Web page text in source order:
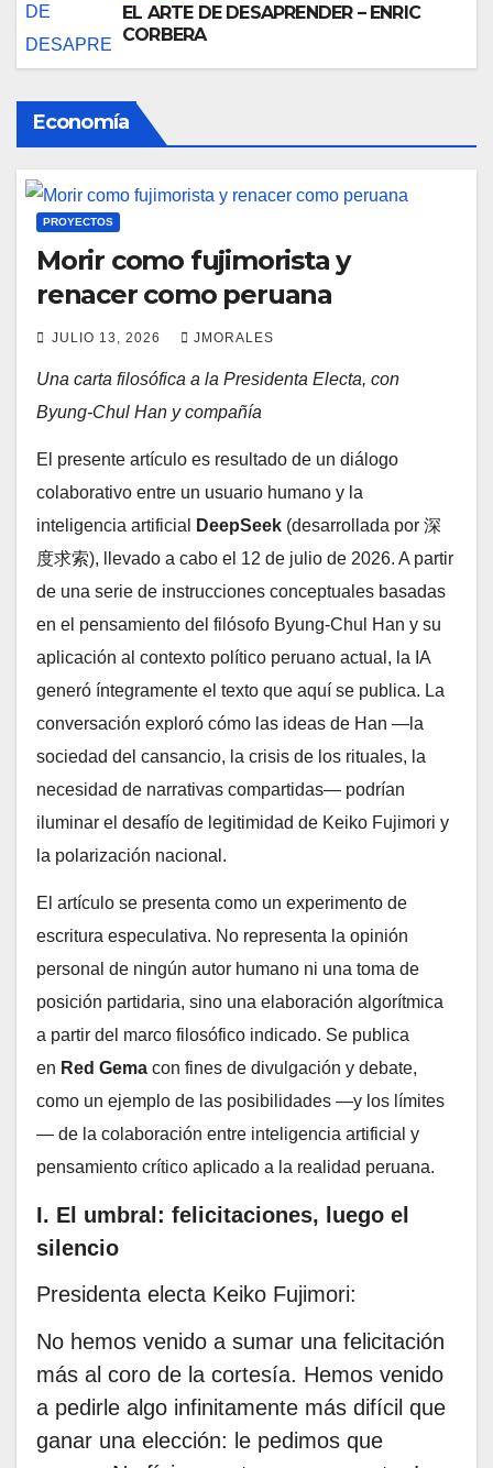
EL ARTE DE DESAPRENDER – ENRIC
CORBERA
Economía
PROYECTOS
Morir como fujimorista y
renacer como peruana
JULIO 13, 2026 JMORALES
Una carta filosófica a la Presidenta Electa, con
Byung-Chul Han y compañía
El presente artículo es resultado de un diálogo
colaborativo entre un usuario humano y la
inteligencia artificial
DeepSeek (desarrollada por 深
度求索), llevado a cabo el 12 de julio de 2026. A partir
de una serie de instrucciones conceptuales basadas
en el pensamiento del filósofo Byung-Chul Han y su
aplicación al contexto político peruano actual, la IA
generó íntegramente el texto que aquí se publica. La
conversación exploró cómo las ideas de Han —la
sociedad del cansancio, la crisis de los rituales, la
necesidad de narrativas compartidas— podrían
iluminar el desafío de legitimidad de Keiko Fujimori y
la polarización nacional.
El artículo se presenta como un experimento de
escritura especulativa. No representa la opinión
personal de ningún autor humano ni una toma de
posición partidaria, sino una elaboración algorítmica
a partir del marco filosófico indicado. Se publica
en Red Gema con fines de divulgación y debate,
como un ejemplo de las posibilidades —y los límites
— de la colaboración entre inteligencia artificial y
pensamiento crítico aplicado a la realidad peruana.
I. El umbral: felicitaciones, luego el
silencio
Presidenta electa Keiko Fujimori:
No hemos venido a sumar una felicitación
más al coro de la cortesía. Hemos venido
a pedirle algo infinitamente más difícil que
ganar una elección: le pedimos que